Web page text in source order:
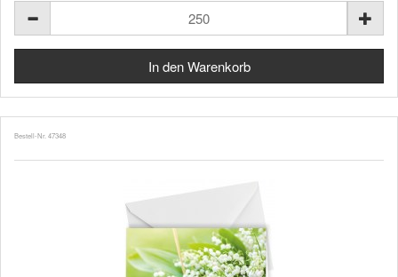
Bestell-Nr. 47348